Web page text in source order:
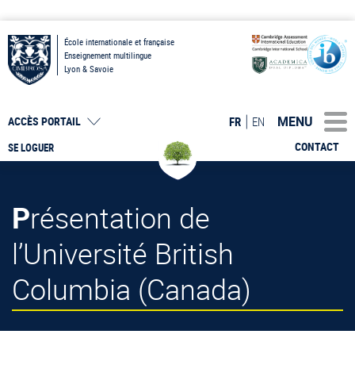
École internationale et française
Enseignement multilingue
Lyon & Savoie
SE LOGUER
ACCÈS PORTAIL
CONTACT
FR EN MENU
Présentation de
l’Université British
Columbia (Canada)